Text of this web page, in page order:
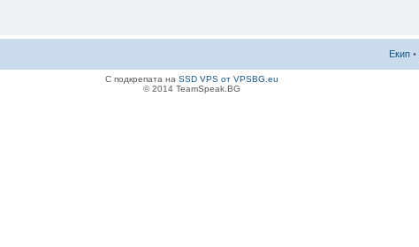
Екип •
С подкрепата на SSD VPS от VPSBG.eu
© 2014 TeamSpeak.BG